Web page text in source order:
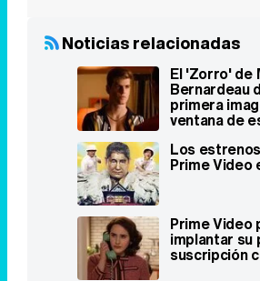
Noticias relacionadas
El 'Zorro' de
Bernardeau
primera
ventana de
Los
Prime Video
Prime Video
implantar su
suscripción